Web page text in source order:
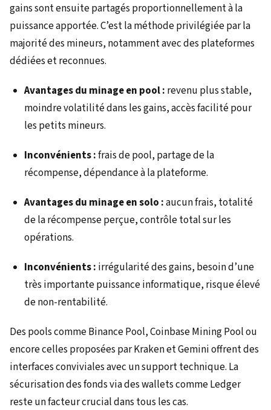
gains sont ensuite partagés proportionnellement à la
puissance apportée. C’est la méthode privilégiée par la
majorité des mineurs, notamment avec des plateformes
dédiées et reconnues.
Avantages du minage en pool : revenu plus stable,
moindre volatilité dans les gains, accès facilité pour
les petits mineurs.
Inconvénients :frais de pool, partage de la
récompense, dépendance à la plateforme.
Avantages du minage en solo :aucun frais, totalité
de la récompense perçue, contrôle total sur les
opérations.
Inconvénients : irrégularité des gains, besoin d’une
très importante puissance informatique, risque élevé
de non-rentabilité.
Des pools comme Binance Pool, Coinbase Mining Pool ou
encore celles proposées par Kraken et Gemini offrent des
interfaces conviviales avec un support technique. La
sécurisation des fonds via des wallets comme Ledger
reste un facteur crucial dans tous les cas.